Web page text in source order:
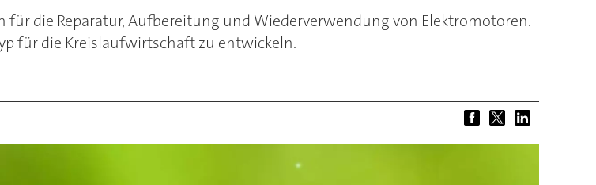
für die Reparatur, Aufbereitung und Wiederverwendung von Elektromotoren.
für die Kreislaufwirtschaft zu entwickeln.